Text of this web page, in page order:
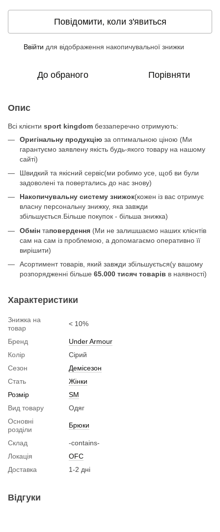
Повідомити, коли з'явиться
Ввійти для відображення накопичувальної знижки
До обраного Порівняти
Опис
Всі клієнти sport kingdom беззаперечно отримують:
Оригінальну продукцію за оптимальною ціною (Ми
гарантуємо заявлену якість будь-якого товару на нашому
сайті)
Швидкий та якісний сервіс(ми робимо усе, щоб ви були
задоволені та повертались до нас знову)
Накопичувальну систему знижок(кожен із вас отримує
власну персональну знижку, яка завжди
збільшується.Більше покупок - більша знижка)
Обмін таповердення (Ми не залишшаємо наших клієнтів
сам на сам із проблемою, а допомагаємо оперативно її
вирішити)
Асортимент товарів, який завжди збільшується(у вашому
розпорядженні більше 65.000 тисяч товарів в наявності)
Характеристики
Знижка на
товар
< 10%
Бренд
Under Armour
Колір
Сірий
Сезон
Демісезон
Стать
Жінки
Розмір
SM
Вид товару
Одяг
Основні
розділи
Брюки
Склад
-contains-
Локація
OFC
Доставка
1-2 дні
Відгуки